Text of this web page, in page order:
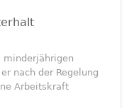
minderjährigen
nach der Regelung
Arbeitskraft